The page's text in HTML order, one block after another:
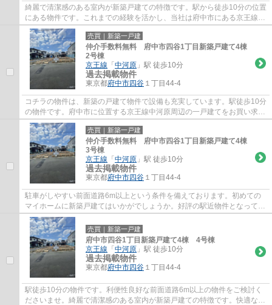
綺麗で清潔感のある室内が新築戸建ての特徴です。駅から徒歩10分の位置
にある物件です。これまでの経験を活かし、当社は府中市にある京王線中
河原周辺の一戸建て探しのサポートを致し...
売買｜新築一戸建
仲介手数料無料 府中市四谷1丁目新築戸建て4棟
2号棟
京王線 「 中河原 」駅 徒歩10分
過去掲載物件
東京都府中市四谷 １丁目44-4
コチラの物件は、新築の戸建て物件で設備も充実しています。駅徒歩10分
の物件です。府中市に位置する京王線中河原周辺の一戸建てをお買い求め
の方は、当社が数多くご案内する物件情報...
売買｜新築一戸建
仲介手数料無料 府中市四谷1丁目新築戸建て4棟
3号棟
京王線 「 中河原 」駅 徒歩10分
過去掲載物件
東京都府中市四谷 １丁目44-4
駐車がしやすい前面道路6m以上という条件を備えております。初めての
マイホームに新築戸建てはいかがでしょうか。好評の駅近物件となってお
り、駅より徒歩10分に立地しています。初め...
売買｜新築一戸建
府中市四谷1丁目新築戸建て4棟 4号棟
京王線 「 中河原 」駅 徒歩10分
過去掲載物件
東京都府中市四谷 １丁目44-4
駅徒歩10分の物件です。利便性良好な前面道路6m以上の物件をご検討く
ださいませ。綺麗で清潔感のある室内が新築戸建ての特徴です。快適な空